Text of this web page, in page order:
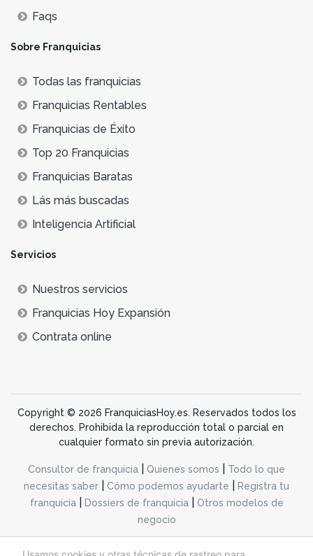
Faqs
Sobre Franquicias
Todas las franquicias
Franquicias Rentables
Franquicias de Éxito
Top 20 Franquicias
Franquicias Baratas
Lás más buscadas
Inteligencia Artificial
Servicios
Nuestros servicios
Franquicias Hoy Expansión
Contrata online
Copyright © 2026 FranquiciasHoy.es. Reservados todos los
derechos. Prohibida la reproducción total o parcial en
cualquier formato sin previa autorización.
Consultor de franquicia Quienes somos
Todo lo que
necesitas saber
Cómo podemos ayudarte
Registra tu
franquicia| Dossiers de franquicia|
Otros modelos de
negocio